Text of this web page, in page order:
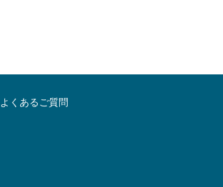
よくあるご質問